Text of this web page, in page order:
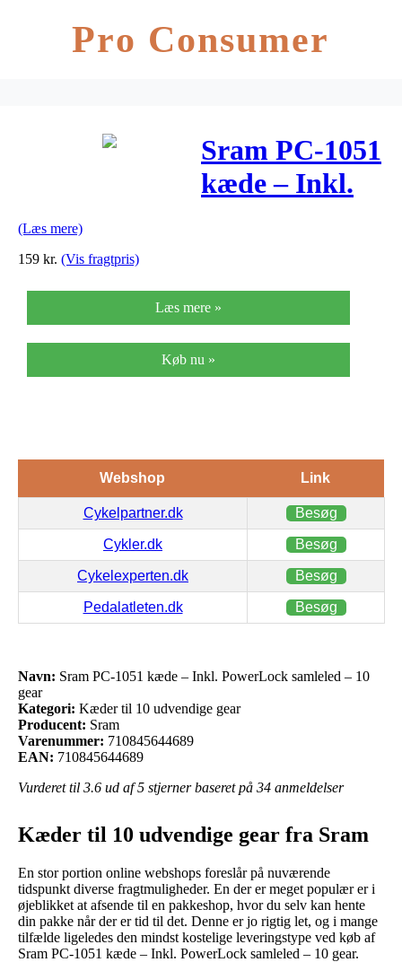
Pro Consumer
Sram PC-1051
kæde – Inkl.
gear
(Læs mere)
159 kr. (Vis fragtpris)
Læs mere »
Køb nu »
Webshop Link
Cykelpartner.dk Besøg
Cykler.dk Besøg
Cykelexperten.dk Besøg
Pedalatleten.dk Besøg
Navn: Sram PC-1051 kæde – Inkl. PowerLock samleled – 10
gear
Kategori: Kæder til 10 udvendige gear
Producent: Sram
Varenummer: 710845644689
EAN: 710845644689
Vurderet til 3.6 ud af 5 stjerner baseret på 34 anmeldelser
Kæder til 10 udvendige gear fra Sram
En stor portion online webshops foreslår på nuværende
tidspunkt diverse fragtmuligheder. En der er meget populær er i
øjeblikket at afsende til en pakkeshop, hvor du selv kan hente
din pakke når der er tid til det. Denne er jo rigtig let, og i mange
tilfælde ligeledes den mindst kostelige leveringstype ved køb af
Sram PC-1051 kæde – Inkl. PowerLock samleled – 10 gear.